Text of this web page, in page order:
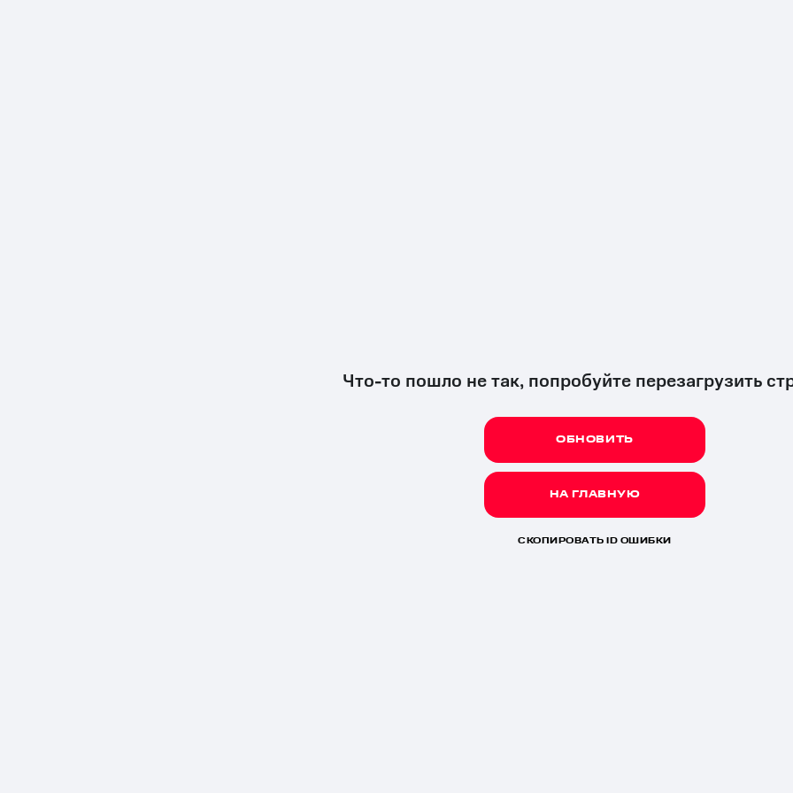
Что-то пошло не так, попробуйте перезагрузить
ОБНОВИТЬ
НА ГЛАВНУЮ
СКОПИРОВАТЬ ID ОШИБКИ